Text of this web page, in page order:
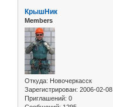
КрышНик
Members
Откуда: Новочеркасск
Зарегистрирован: 2006-02-08
Приглашений: 0